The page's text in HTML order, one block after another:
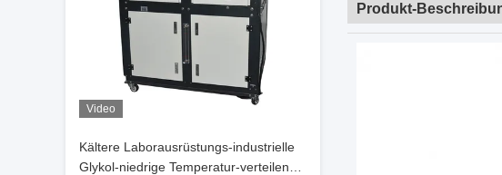
Video
Kältere Laborausrüstungs-industrielle
Glykol-niedrige Temperatur-verteilende
Produkt-